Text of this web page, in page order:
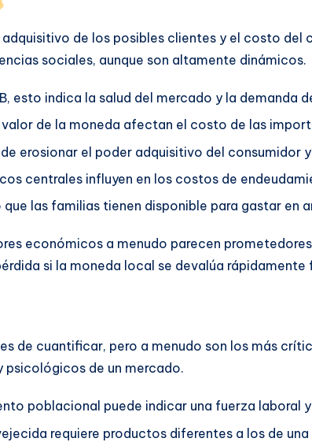
de los posibles clientes y el costo del
sociales, aunque son altamente dinámicos.
esto indica la salud del mercado y la demanda
de la moneda afectan el costo de las
erosionar el poder adquisitivo del consumidor
centrales influyen en los costos de
las familias tienen disponible para gastar en
económicos a menudo parecen
si la moneda local se devalúa
de cuantificar, pero a menudo son los más
de un mercado.
poblacional puede indicar una fuerza laboral
requiere productos diferentes a los de